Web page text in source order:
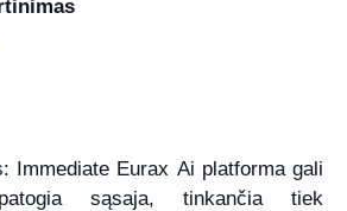
Immediate Eurax Ai platforma gali
sąsaja, tinkančia tiek